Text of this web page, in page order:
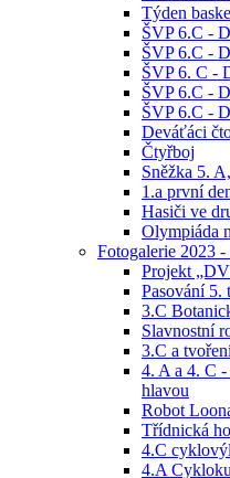
Týden
ŠVP 6.C -
ŠVP 6.C -
ŠVP 6. C -
ŠVP 6.C -
ŠVP 6.C -
Deváťáci
Čtyřboj
Sněžka 5.
1.a první
Hasiči ve
Olympiáda
Fotogalerie 2023 -
Projekt
Pasování 5.
3.C
Slavnostní
3.C a
4. A a 4. C
hlavou
Robot
Třídnická
4.C
4.A